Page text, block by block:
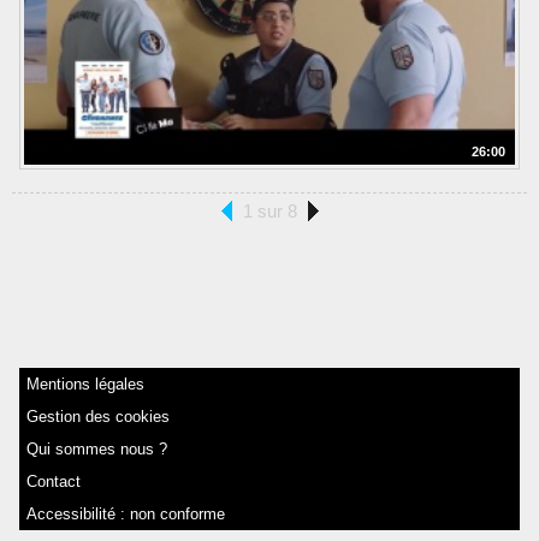
26:00
1 sur 8
Mentions légales
Gestion des cookies
Qui sommes nous ?
Contact
Accessibilité : non conforme